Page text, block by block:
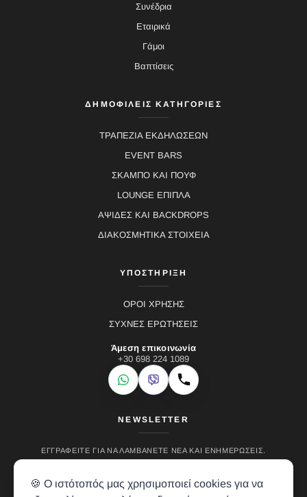
Συνέδρια
Εταιρικά
Γάμοι
Βαπτίσεις
ΔΗΜΟΦΙΛΕΙΣ ΚΑΤΗΓΟΡΙΕΣ
ΤΡΑΠΕΖΙΑ ΕΚΔΗΛΩΣΕΩΝ
EVENT BARS
ΣΚΑΜΠΟ ΚΑΙ ΠΟΥΦ
LOUNGE ΕΠΙΠΛΑ
ΑΨΙΔΕΣ ΚΑΙ BACKDROPS
ΔΙΑΚΟΣΜΗΤΙΚΑ ΣΤΟΙΧΕΙΑ
ΥΠΟΣΤΗΡΙΞΗ
ΟΡΟΙ ΧΡΗΣΗΣ
ΣΥΧΝΕΣ ΕΡΩΤΗΣΕΙΣ
Άμεση επικοινωνία
+30 698 224 1089
WhatsApp
Viber Κλήση
NEWSLETTER
ΕΓΓΡΑΦΕΊΤΕ ΓΙΑ ΝΑ ΛΑΜΒΆΝΕΤΕ ΝΈΑ ΚΑΙ ΕΝΗΜΕΡΏΣΕΙΣ.
🍪 Ο ιστότοπός μας χρησιμοποιεί cookies για να